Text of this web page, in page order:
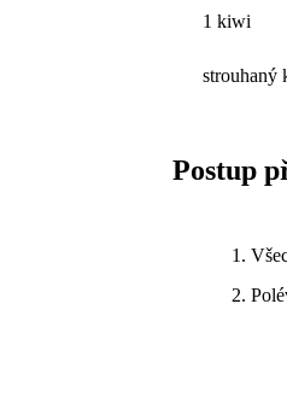
1 kiwi
strouhaný
Postup